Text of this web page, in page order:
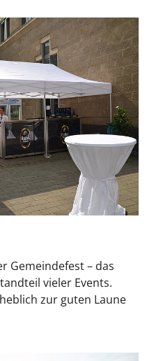
Gemeindefest – das
vieler Events.
zur guten Laune